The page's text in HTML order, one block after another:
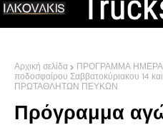
Αρχική σελίδα ΠΡΟΓΡΑΜΜΑ
ποδοσφαίρου Σαββατοκύριακου 14
ΠΡΩΤΑΘΛΗΤΩΝ ΠΕΥΚΩΝ
Πρόγραμμα